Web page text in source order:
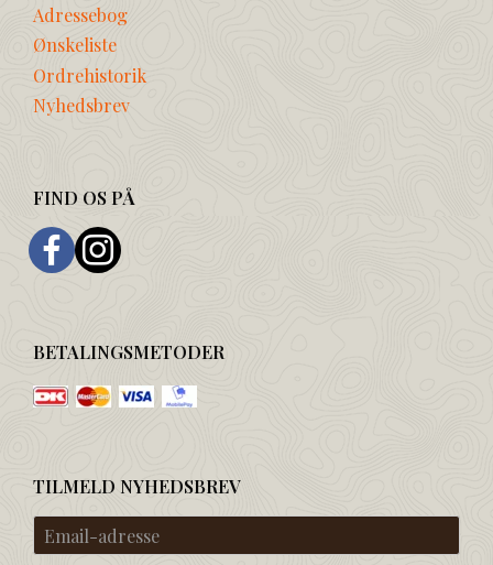
Adressebog
Ønskeliste
Ordrehistorik
Nyhedsbrev
FIND OS PÅ
BETALINGSMETODER
TILMELD NYHEDSBREV
Email-
adresse